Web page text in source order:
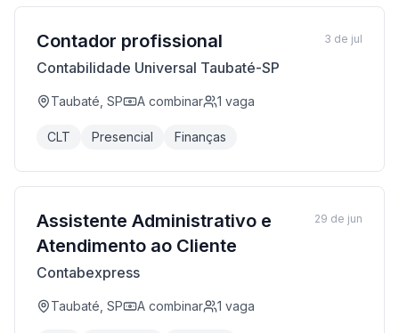
Contador profissional
Contabilidade Universal Taubaté-SP
Taubaté, SP A combinar 1 vaga
CLT Presencial Finanças
3 de jul
Assistente Administrativo e
Atendimento ao Cliente
Contabexpress
Taubaté, SP A combinar 1 vaga
29 de jun